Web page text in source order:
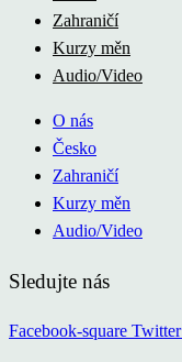
Zahraničí
Kurzy měn
Audio/Video
O nás
Česko
Zahraničí
Kurzy měn
Audio/Video
Sledujte nás
Facebook-square Twitter